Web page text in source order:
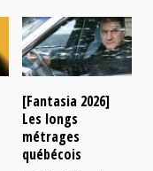
[Fantasia 2026]
Les longs
métrages
québécois